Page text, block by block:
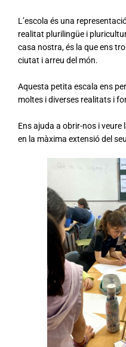
L’escola és una
realitat plurilingüe i
casa nostra, és la que ens
ciutat i arreu del món.
Aquesta petita escala ens
moltes i diverses realitats i
Ens ajuda a obrir-nos i
en la màxima extensió del